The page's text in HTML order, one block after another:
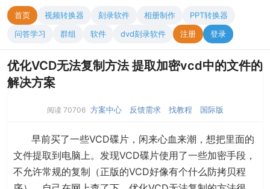
首页 视频转换器 刻录软件 相册制作
PPT转换器
问答学习
群组 软件 dvd刻录软件 注册 登录
优化VCD无法复制方法 提取加密vcd中的文件的
解决方案
阅读 70706 方案中心 反馈需求 找教程 国际版
早前买了一些VCD碟片，闲来心血来潮，想把里面的
文件提取到电脑上。发现VCD碟片使用了一些加密手段，
不允许常规的复制（正版的VCD好像有个什么防拷贝程